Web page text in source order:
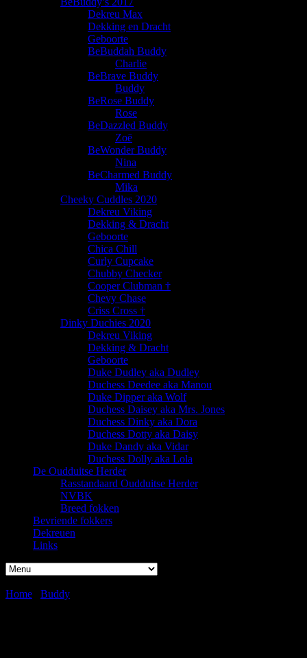
Dekreu Max
Dekking en Dracht
Geboorte
BeBuddah Buddy
Charlie
BeBrave Buddy
Buddy
BeRose Buddy
Rose
BeDazzled Buddy
Zoë
BeWonder Buddy
Nina
BeCharmed Buddy
Mika
Cheeky Cuddles 2020
Dekreu Viking
Dekking & Dracht
Geboorte
Chica Chill
Curly Cupcake
Chubby Checker
Cooper Clubman †
Chevy Chase
Criss Cross †
Dinky Duchies 2020
Dekreu Viking
Dekking & Dracht
Geboorte
Duke Dudley aka Dudley
Duchess Deedee aka Manou
Duke Dipper aka Wolf
Duchess Daisey aka Mrs. Jones
Duchess Dinky aka Dora
Duchess Dotty aka Daisy
Duke Dandy aka Vidar
Duchess Dolly aka Lola
De Oudduitse Herder
Rasstandaard Oudduitse Herder
NVBK
Breed fokken
Bevriende fokkers
Dekreuen
Links
Home Buddy